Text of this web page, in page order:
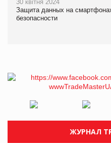
30 квітня 2024
Защита данных на
безопасности
ЖУРНАЛ